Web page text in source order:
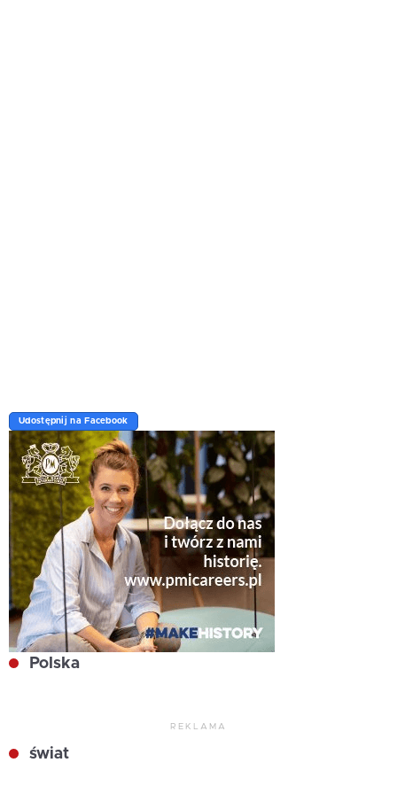
Udostępnij na Facebook
Polska
REKLAMA
świat